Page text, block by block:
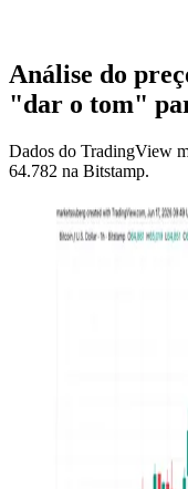
Análise do
"dar o tom"
Dados do TradingView
64.782 na Bitstamp.